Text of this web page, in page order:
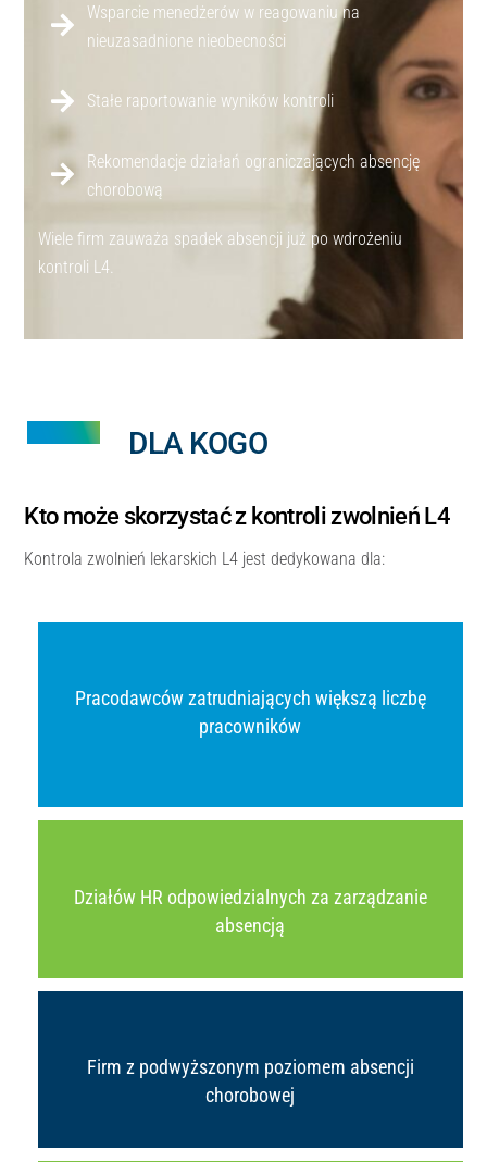
Wsparcie menedżerów w reagowaniu na
nieuzasadnione nieobecności
Stałe raportowanie wyników kontroli
Rekomendacje działań ograniczających absencję
chorobową
Wiele firm zauważa spadek absencji już po wdrożeniu
kontroli L4.
DLA KOGO
Kto może skorzystać z kontroli zwolnień L4
Kontrola zwolnień lekarskich L4 jest dedykowana dla:
Pracodawców zatrudniających większą liczbę
pracowników
Działów HR odpowiedzialnych za zarządzanie
absencją
Firm z podwyższonym poziomem absencji
chorobowej